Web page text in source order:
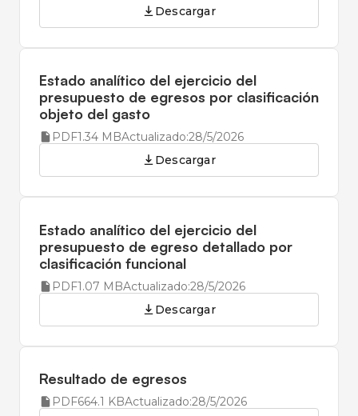
Descargar
Estado analítico del ejercicio del
presupuesto de egresos por clasificación
objeto del gasto
PDF1.34 MBActualizado:28/5/2026
Descargar
Estado analítico del ejercicio del
presupuesto de egreso detallado por
clasificación funcional
PDF1.07 MBActualizado:28/5/2026
Descargar
Resultado de egresos
PDF664.1 KBActualizado:28/5/2026